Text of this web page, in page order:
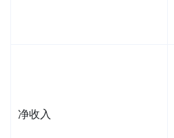
净收入